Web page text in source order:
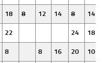
18 8 12 14 8 14
22 24 18
8 8 16 20 10